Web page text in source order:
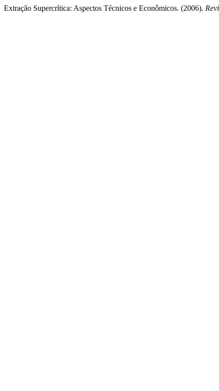
Extração Supercrítica: Aspectos Técnicos e Econômicos. (2006).